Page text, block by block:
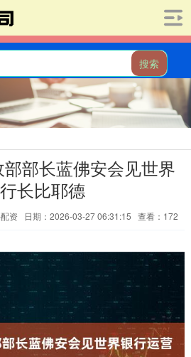
搜索
部长蓝佛安会见世界
长比耶德
资 日期：2026-03-27 06:31:15 查看：172